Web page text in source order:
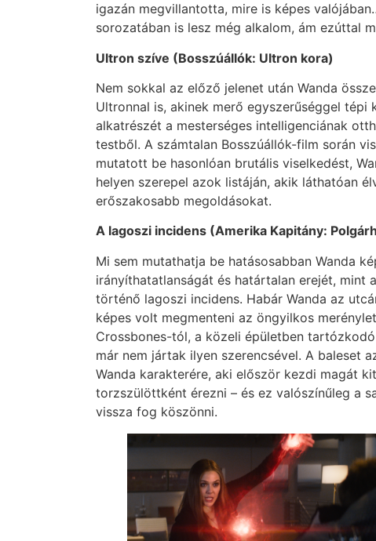
igazán megvillantotta, mire is képes
sorozatában is lesz még alkalom, ám ezúttal
Ultron szíve (Bosszúállók: Ultron kora)
Nem sokkal az előző jelenet után Wanda
Ultronnal is, akinek merő egyszerűséggel tépi
alkatrészét a mesterséges intelligenciának
testből. A számtalan Bosszúállók-film során
mutatott be hasonlóan brutális viselkedést,
helyen szerepel azok listáján, akik láthatóan
erőszakosabb megoldásokat.
A lagoszi incidens (Amerika Kapitány:
Mi sem mutathatja be hatásosabban Wanda
irányíthatatlanságát és határtalan erejét, mint
történő lagoszi incidens. Habár Wanda az
képes volt megmenteni az öngyilkos
Crossbones-tól, a közeli épületben
már nem jártak ilyen szerencsével. A baleset
Wanda karakterére, aki először kezdi magát
torzszülöttként érezni – és ez valószínűleg a
vissza fog köszönni.